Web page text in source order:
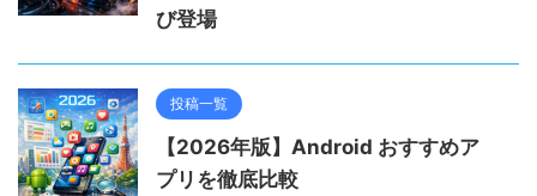
び登場
投稿一覧
【2026年版】Android おすすめア
プリを徹底比較